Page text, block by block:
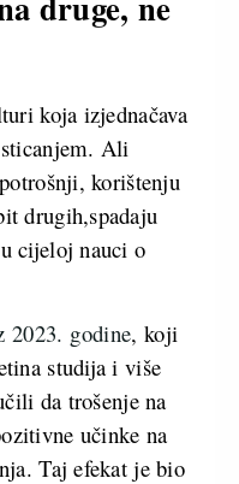
koja izjednačava
Ali
korištenju
drugih,spadaju
cijeloj nauci o
2023. godine, koji
studija i više
da trošenje na
učinke na
Taj efekat je bio